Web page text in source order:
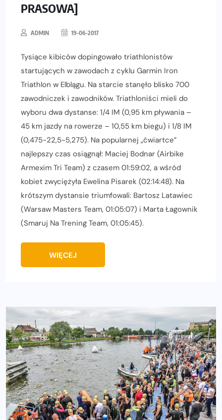
PRASOWA]
ADMIN 19-06-2017
Tysiące kibiców dopingowało triathlonistów
startujących w zawodach z cyklu Garmin Iron
Triathlon w Elblągu. Na starcie stanęło blisko 700
zawodniczek i zawodników. Triathloniści mieli do
wyboru dwa dystanse: 1/4 IM (0,95 km pływania –
45 km jazdy na rowerze – 10,55 km biegu) i 1/8 IM
(0,475-22,5-5,275). Na popularnej „ćwiartce”
najlepszy czas osiągnął: Maciej Bodnar (Airbike
Armexim Tri Team) z czasem 01:59:02, a wśród
kobiet zwyciężyła Ewelina Pisarek (02:14:48). Na
krótszym dystansie triumfowali: Bartosz Latawiec
(Warsaw Masters Team, 01:05:07) i Marta Łagownik
(Smaruj Na Trening Team, 01:05:45).
WIĘCEJ